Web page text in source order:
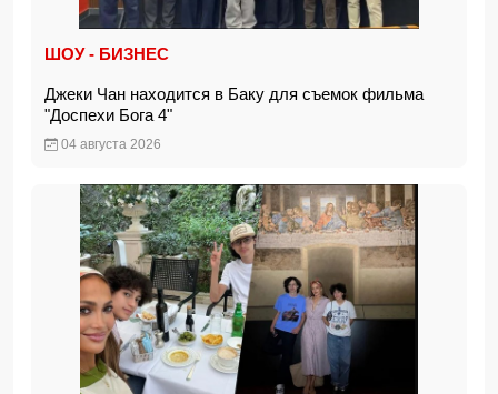
ШОУ - БИЗНЕС
Джеки Чан находится в Баку для съемок фильма
"Доспехи Бога 4"
04 августа 2026